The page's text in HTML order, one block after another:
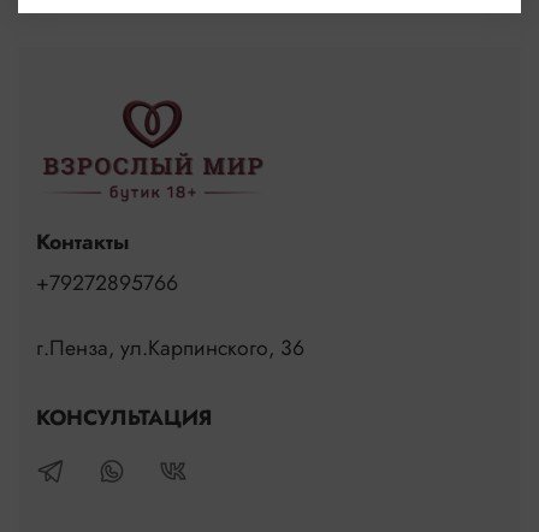
Контакты
+79272895766
г.Пенза, ул.Карпинского, 36
КОНСУЛЬТАЦИЯ